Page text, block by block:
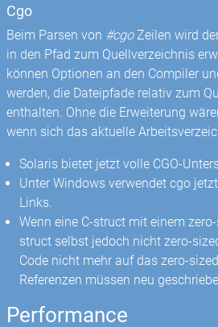
Cgo
Beim Parsen von #cgoZeilen wird
in den Pfad zum Quellverzeichnis
können Optionen an den Compiler
werden, die Dateipfade relativ zum
enthalten. Ohne die Erweiterung
wenn sich das aktuelle
Solaris bietet jetzt volle CGO-
Unter Windows verwendet cgo
Links.
Wenn eine C-struct mit einem
struct selbst jedoch nicht zero-
Code nicht mehr auf das zero-
Referenzen müssen neu
Performance